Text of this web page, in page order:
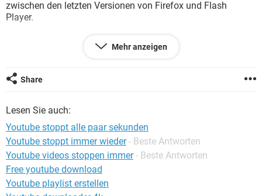
zwischen den letzten Versionen von Firefox und Flash
Player.
Hat jemand schon eine Lösung gefunden?
Mehr anzeigen
Share
Lesen Sie auch:
Youtube stoppt alle paar sekunden
Youtube stoppt immer wieder - Beste Antworten
Youtube videos stoppen immer - Beste Antworten
Free youtube download
Youtube playlist erstellen